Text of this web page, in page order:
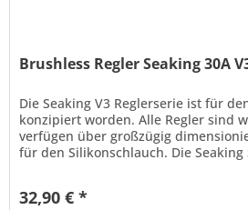
Brushless Regler Seaking 30A
Die Seaking V3 Reglerserie ist für
konzipiert worden. Alle Regler sind
verfügen über großzügig
für den Silikonschlauch. Die Seaking
32,90 € *